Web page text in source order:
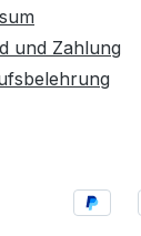
und Zahlung